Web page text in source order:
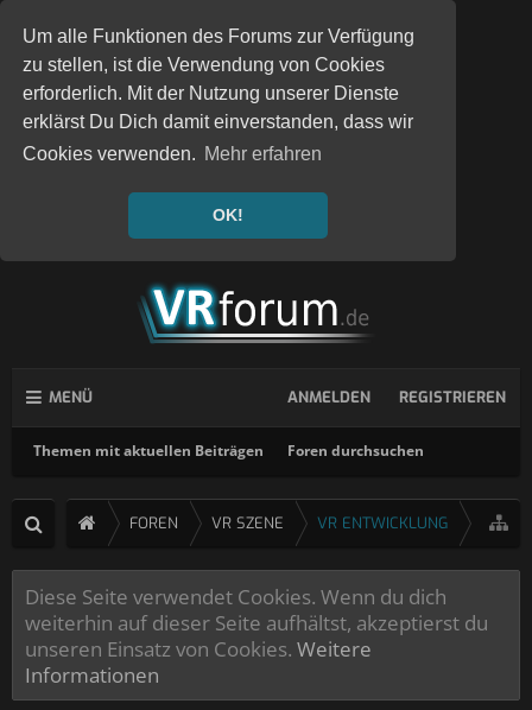
Um alle Funktionen des Forums zur Verfügung
zu stellen, ist die Verwendung von Cookies
erforderlich. Mit der Nutzung unserer Dienste
erklärst Du Dich damit einverstanden, dass wir
Cookies verwenden. Mehr erfahren
OK!
MENÜ
Themen mit aktuellen Beiträgen Foren durchsuchen
ANMELDEN REGISTRIEREN
FOREN VR SZENE VR ENTWICKLUNG
Diese Seite verwendet Cookies. Wenn du dich
weiterhin auf dieser Seite aufhältst, akzeptierst du
unseren Einsatz von Cookies. Weitere
Informationen